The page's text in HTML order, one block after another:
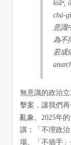
kiâⁿ,
chú-
意識
為不
若成
無意識的政治
擊案，讓我們
亂象、2025年
講：「不理政
場。「不插手